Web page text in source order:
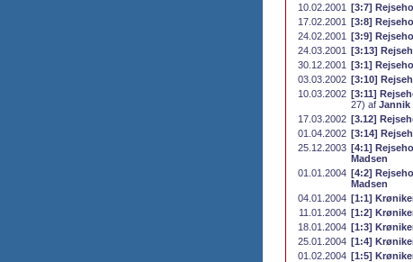
10.02.2001 [3:7]
17.02.2001 [3:8]
24.02.2001 [3:9]
24.03.2001 [3:13]
30.12.2001 [3:1]
03.03.2002 [3:10]
10.03.2002 [3:11]
27) af Jannik
17.03.2002 [3.12]
01.04.2002 [3:14]
25.12.2003 [4:1]
Madsen
01.01.2004 [4:2]
Madsen
04.01.2004 [1:1]
11.01.2004 [1:2]
18.01.2004 [1:3]
25.01.2004 [1:4]
01.02.2004 [1:5]